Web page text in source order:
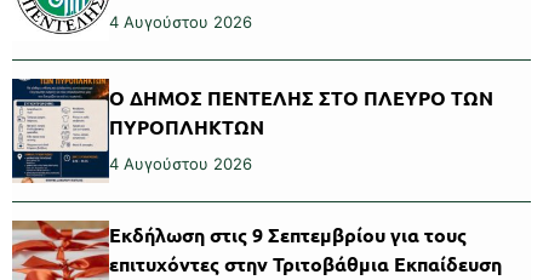
4 Αυγούστου 2026
Ο ΔΗΜΟΣ ΠΕΝΤΕΛΗΣ ΣΤΟ ΠΛΕΥΡΟ ΤΩΝ
ΠΥΡΟΠΛΗΚΤΩΝ
4 Αυγούστου 2026
Εκδήλωση στις 9 Σεπτεμβρίου για τους
επιτυχόντες στην Τριτοβάθμια Εκπαίδευση